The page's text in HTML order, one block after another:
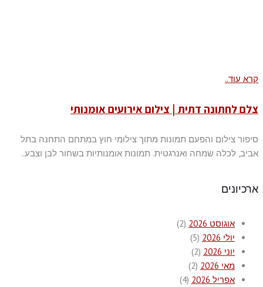
קרא עוד..
צלם לחתונה דתית | צילום אירועים אומנותי
סיפור צילום והפעם תמונות מתוך צילומי חוץ במתחם התחנה בתל
אביב, לכלה שמחה ואנרגטית. תמונות אומנותיות בשחור לבן וצבע..
ארכיונים
אוגוסט 2026
(2)
יולי 2026
(5)
יוני 2026
(2)
מאי 2026
(2)
אפריל 2026
(4)